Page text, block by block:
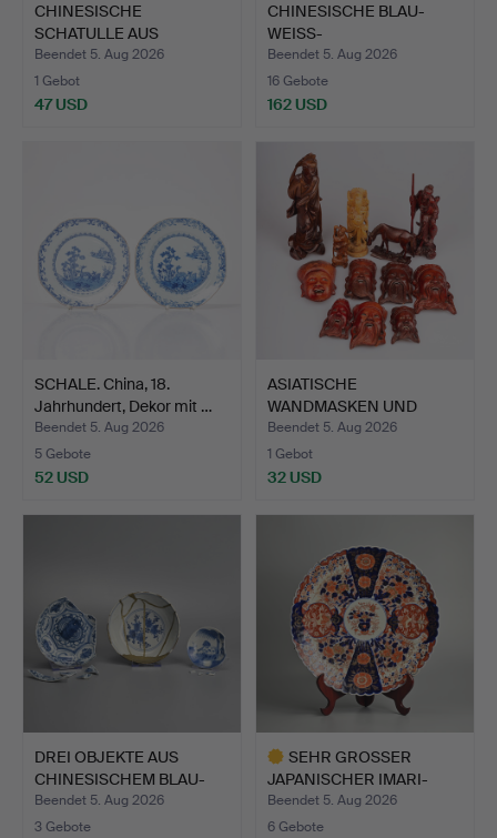
CHINESISCHE
SCHATULLE AUS
HARTHOLZ MIT JAD…
Beendet 5. Aug 2026
1 Gebot
47 USD
CHINESISCHE BLAU-
WEISS-
PORZELLANSCHALE, SP…
Beendet 5. Aug 2026
16 Gebote
162 USD
SCHALE. China, 18.
Jahrhundert, Dekor mit …
Beendet 5. Aug 2026
5 Gebote
52 USD
ASIATISCHE
WANDMASKEN UND
FIGURINEN 12 Tei…
Beendet 5. Aug 2026
1 Gebot
32 USD
DREI OBJEKTE AUS
CHINESISCHEM BLAU-
WEISS-P…
Beendet 5. Aug 2026
3 Gebote
SEHR GROSSER
JAPANISCHER IMARI-
PORZELLANTE…
Beendet 5. Aug 2026
6 Gebote